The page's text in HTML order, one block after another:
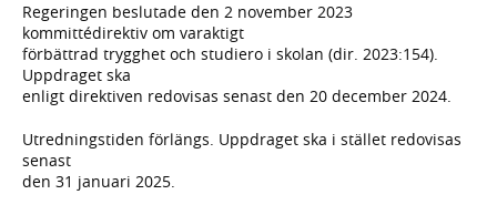
Regeringen beslutade den 2 november 2023
kommittédirektiv om varaktigt
förbättrad trygghet och studiero i skolan (dir. 2023:154).
Uppdraget ska
enligt direktiven redovisas senast den 20 december 2024.
Utredningstiden förlängs. Uppdraget ska i stället redovisas
senast
den 31 januari 2025.